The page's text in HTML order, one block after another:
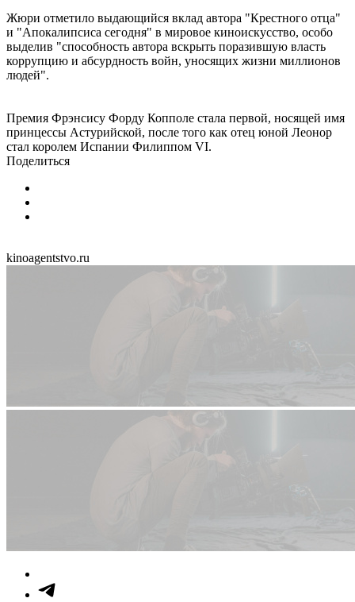
Жюри отметило выдающийся вклад автора "Крестного отца"
и "Апокалипсиса сегодня" в мировое киноискусство, особо
выделив "способность автора вскрыть поразившую власть
коррупцию и абсурдность войн, уносящих жизни миллионов
людей".
Премия Фрэнсису Форду Копполе стала первой, носящей имя
принцессы Астурийской, после того как отец юной Леонор
стал королем Испании Филиппом VI.
Поделиться
kinoagentstvo.ru